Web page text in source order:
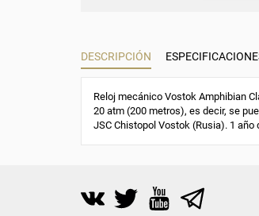
DESCRIPCIÓN
Reloj mecánico Vostok Amphibian
20 atm (200 metros), es decir, se
JSC Chistopol Vostok (Rusia). 1